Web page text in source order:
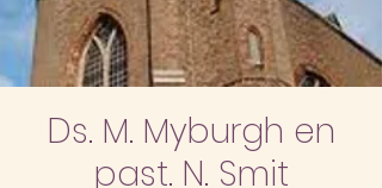
Ds. M. Myburgh en
past. N. Smit